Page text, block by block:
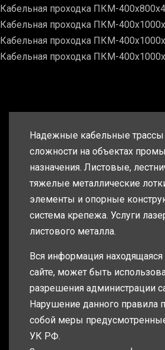
Кабельная проходка ПКМ-
Кабельная проходка ПКМ-
Кабельная проходка ПКМ-
Кабельная проходка ПКМ-
Надежные кабельные
сложности на объектах
назначения. Листовые,
тяжелые металлические
элементы и опорные
система крепежа. Услуги
листового металла.
Вся информация
сайте, может быть
разрешения администрации
Нарушение данного правила
собой меры
УК РФ.